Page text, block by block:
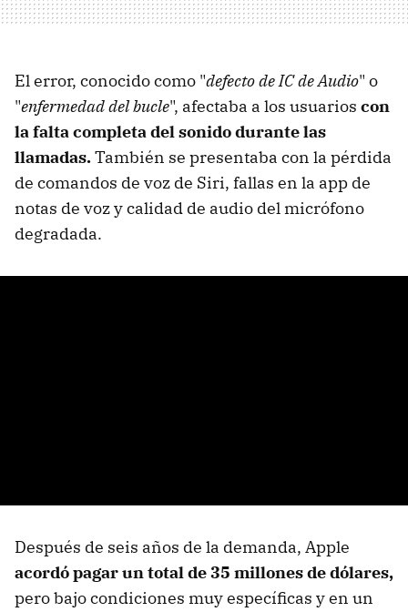
El error, conocido como "defecto de IC de Audio" o
"enfermedad del bucle", afectaba a los usuarios con
la falta completa del sonido durante las
llamadas.También se presentaba con la pérdida
de comandos de voz de Siri, fallas en la app de
notas de voz y calidad de audio del micrófono
degradada.
Después de seis años de la demanda, Apple
acordó pagar un total de 35 millones de dólares,
pero bajo condiciones muy específicas y en un